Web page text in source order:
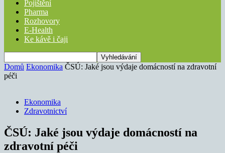
Pojištění
Pharma
Rozhovory
E-Health
Ke kávě i čaji
Domů Ekonomika ČSÚ: Jaké jsou výdaje domácností na zdravotní
péči
Ekonomika
Zdravotnictví
ČSÚ: Jaké jsou výdaje domácností na
zdravotní péči